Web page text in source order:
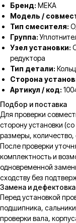
Бренд: MEKA
Модель /
Тип смесителя:
Группа:
Узел установки:
редуктора
Тип детали:
Сторона
Артикул / код:
Подбор и поставка
Для проверки
сторону установки
размеры,
После проверки
комплектность и
одновременной
сходству без
Замена и дефектовка
Перед установкой
подшипника,
проверки вала,